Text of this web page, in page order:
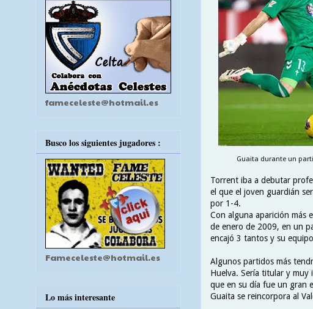
Guaita durante un
Torrent iba a debutar
el que el joven guardián
por 1-4.
Con alguna aparición más
de enero de 2009, en un
encajó 3 tantos y su
Algunos partidos más
Huelva. Sería titular y
que en su día fue un gran
Guaita se reincorpora al
fameceleste@hotmail.es
Busco los siguientes jugadores :
Fameceleste@hotmail.es
Lo más interesante